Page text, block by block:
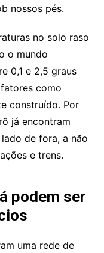
nossos pés.
no solo raso
o mundo
0,1 e 2,5 graus
como
construído. Por
já encontram
de fora, a não
e trens.
podem ser
uma rede de